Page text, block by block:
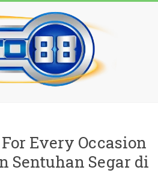
Every Occasion
Sentuhan Segar di